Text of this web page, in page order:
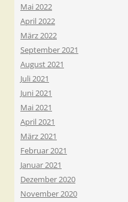
Mai 2022
April 2022
März 2022
September 2021
August 2021
Juli 2021
Juni 2021
Mai 2021
April 2021
März 2021
Februar 2021
Januar 2021
Dezember 2020
November 2020